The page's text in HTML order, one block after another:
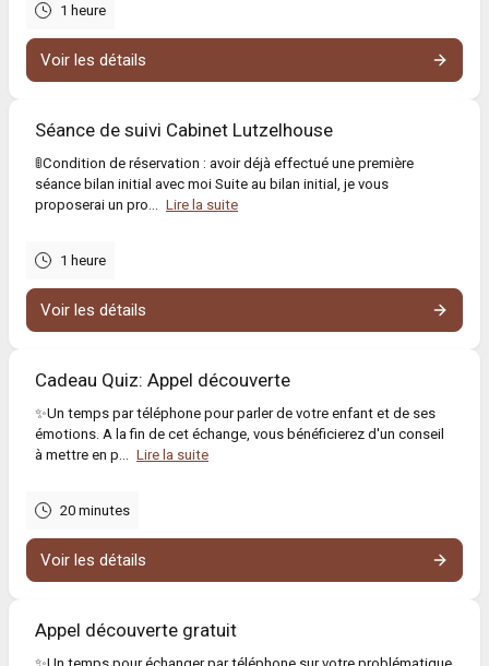
1 heure
Voir les détails
Séance de suivi Cabinet Lutzelhouse
🚦Condition de réservation : avoir déjà effectué une première
séance bilan initial avec moi Suite au bilan initial, je vous
proposerai un pro... Lire la suite
1 heure
Voir les détails
Cadeau Quiz: Appel découverte
✨Un temps par téléphone pour parler de votre enfant et de ses
émotions. A la fin de cet échange, vous bénéficierez d'un conseil
à mettre en p... Lire la suite
20 minutes
Voir les détails
Appel découverte gratuit